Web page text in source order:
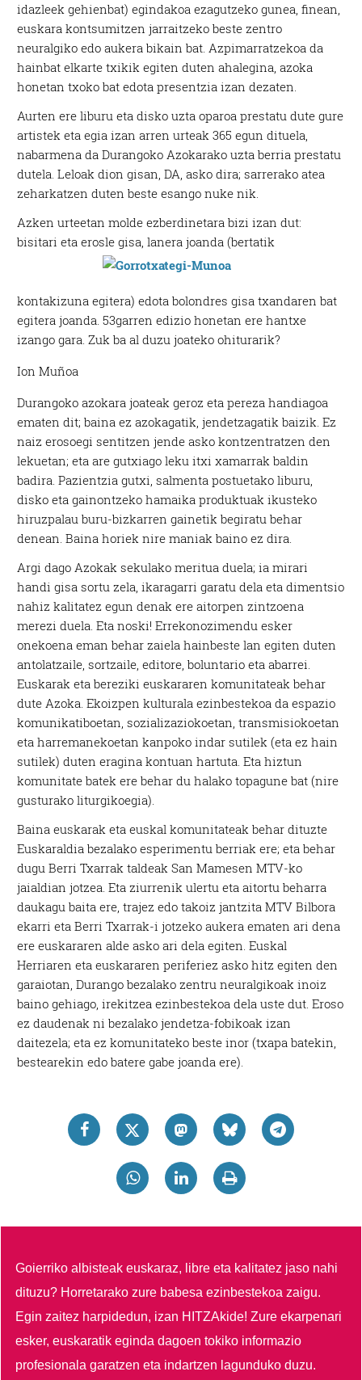
idazleek gehienbat) egindakoa ezagutzeko gunea, finean,
euskara kontsumitzen jarraitzeko beste zentro
neuralgiko edo aukera bikain bat. Azpimarratzekoa da
hainbat elkarte txikik egiten duten ahalegina, azoka
honetan txoko bat edota presentzia izan dezaten.
Aurten ere liburu eta disko uzta oparoa prestatu dute gure
artistek eta egia izan arren urteak 365 egun dituela,
nabarmena da Durangoko Azokarako uzta berria prestatu
dutela. Leloak dion gisan, DA, asko dira; sarrerako atea
zeharkatzen duten beste esango nuke nik.
Azken urteetan molde ezberdinetara bizi izan dut:
bisitari eta erosle gisa,lanera joanda (bertatik
kontakizuna egitera) edota bolondres gisa txandaren bat
egitera joanda. 53garren edizio honetan ere hantxe
izango gara. Zuk ba al duzu joateko ohiturarik?
Ion Muñoa
Durangoko azokara joateak geroz eta pereza handiagoa
ematen dit; baina ez azokagatik, jendetzagatik baizik. Ez
naiz erosoegi sentitzen jende asko kontzentratzen den
lekuetan; eta are gutxiago leku itxi xamarrak baldin
badira. Pazientzia gutxi, salmenta postuetako liburu,
disko eta gainontzeko hamaika produktuak ikusteko
hiruzpalau buru-bizkarren gainetik begiratu behar
denean. Baina horiek nire maniak baino ez dira.
Argi dago Azokak sekulako meritua duela; ia mirari
handi gisa sortu zela, ikaragarri garatu dela eta dimentsio
nahiz kalitatez egun denak ere aitorpen zintzoena
merezi duela. Eta noski! Errekonozimendu esker
onekoena eman behar zaiela hainbeste lan egiten duten
antolatzaile, sortzaile, editore, boluntario eta abarrei.
Euskarak eta bereziki euskararen komunitateak behar
dute Azoka. Ekoizpen kulturala ezinbestekoa da espazio
komunikatiboetan, sozializaziokoetan, transmisiokoetan
eta harremanekoetan kanpoko indar sutilek (eta ez hain
sutilek) duten eragina kontuan hartuta. Eta hiztun
komunitate batek ere behar du halako topagune bat (nire
gusturako liturgikoegia).
Baina euskarak eta euskal komunitateak behar dituzte
Euskaraldia bezalako esperimentu berriak ere; eta behar
dugu Berri Txarrak taldeak San Mamesen MTV-ko
jaialdian jotzea. Eta ziurrenik ulertu eta aitortu beharra
daukagu baita ere, trajez edo takoiz jantzita MTV Bilbora
ekarri eta Berri Txarrak-i jotzeko aukera ematen ari dena
ere euskararen alde asko ari dela egiten. Euskal
Herriaren eta euskararen periferiez asko hitz egiten den
garaiotan, Durango bezalako zentru neuralgikoak inoiz
baino gehiago, irekitzea ezinbestekoa dela uste dut. Eroso
ez daudenak ni bezalako jendetza-fobikoak izan
daitezela; eta ez komunitateko beste inor (txapa batekin,
bestearekin edo batere gabe joanda ere).
Goierriko albisteak euskaraz, libre eta kalitatez jaso nahi
dituzu? Horretarako zure babesa ezinbestekoa zaigu.
Egin zaitez harpidedun, izan HITZAkide!Zure ekarpenari
esker, euskaratik eginda dagoen tokiko informazio
profesionala garatzen eta indartzen lagunduko duzu.